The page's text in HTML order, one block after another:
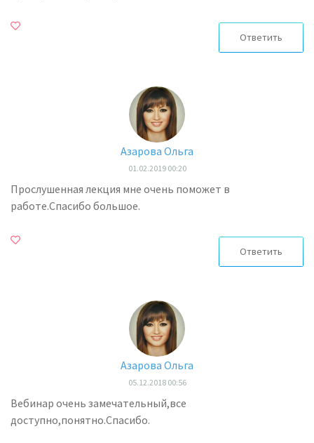
Ответить
Азарова Ольга
01.02.2019 00:20
Прослушенная лекция мне очень поможет в
работе.Спасибо большое.
Ответить
Азарова Ольга
05.12.2018 00:56
Вебинар очень замечательный,все
доступно,понятно.Спасибо.